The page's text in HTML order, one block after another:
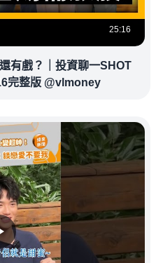
25:16
有戲？｜投資聊一SHOT
完整版 @vlmoney